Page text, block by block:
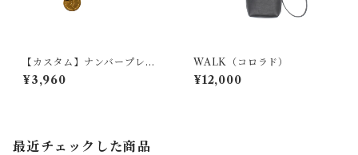
【カスタム】ナンバープレー
ト風キーホルダー（自動車・
バイク）※送料無料
¥3,960
WALK（コロラド）
¥12,000
最近チェックした商品